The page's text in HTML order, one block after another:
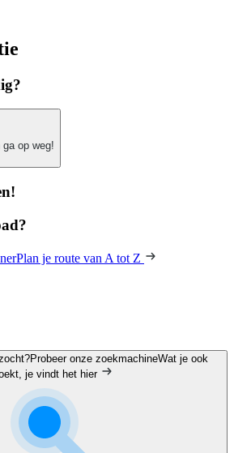
ga op weg!
Plan je route van A tot Z
Probeer onze zoekmachineWat je ook
je vindt het hier